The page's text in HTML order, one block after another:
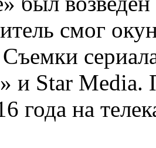
смог
и Star Media.
года на